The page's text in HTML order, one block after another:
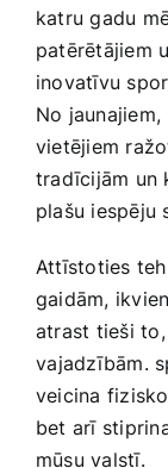
katru gadu
patērētājiem
‍inovatīvu
No
vietējiem
tradīcijām un
plašu iespēju
Attīstoties
gaidām,
atrast tieši
⁢vajadzībām.
veicina
bet arī
mūsu valstī.